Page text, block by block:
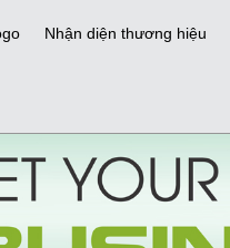
Nhận diện thương hiệu